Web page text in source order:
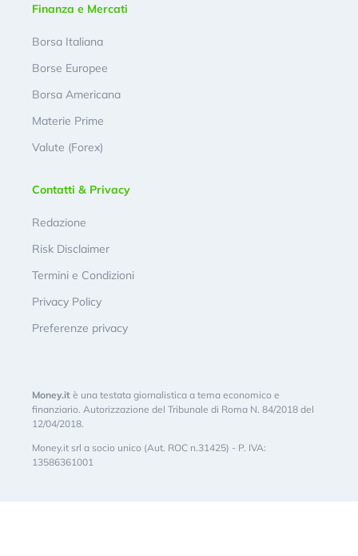
Finanza e Mercati
Borsa Italiana
Borse Europee
Borsa Americana
Materie Prime
Valute (Forex)
Contatti & Privacy
Redazione
Risk Disclaimer
Termini e Condizioni
Privacy Policy
Preferenze privacy
Money.it è una testata giornalistica a tema economico e
finanziario. Autorizzazione del Tribunale di Roma N. 84/2018 del
12/04/2018.
Money.it srl a socio unico (Aut. ROC n.31425) - P. IVA:
13586361001